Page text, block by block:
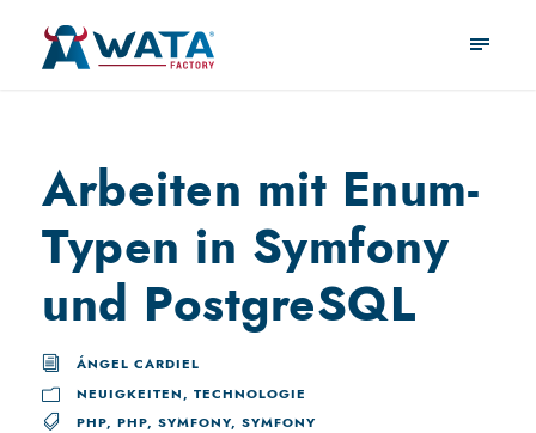
Arbeiten mit Enum-
Typen in Symfony
und PostgreSQL
ÁNGEL CARDIEL
NEUIGKEITEN , TECHNOLOGIE
PHP, PHP, SYMFONY, SYMFONY